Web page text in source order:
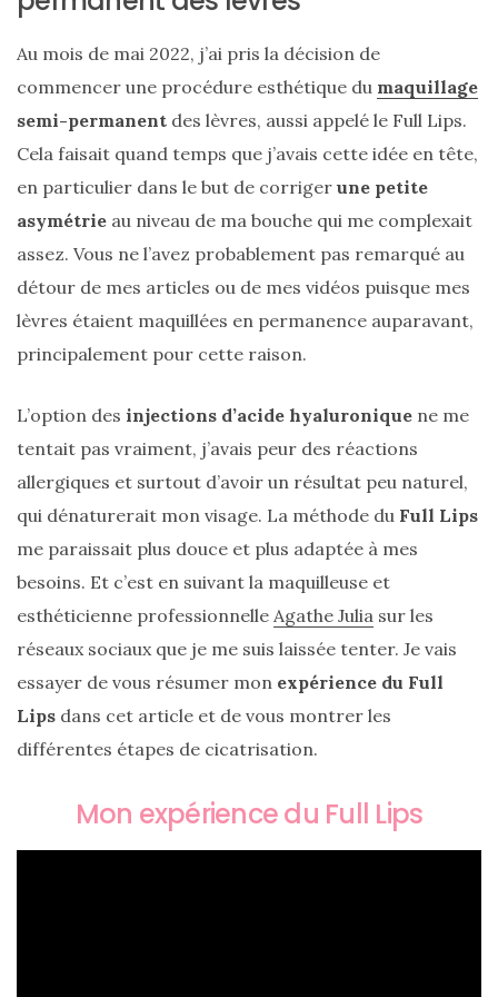
Sac
cabas
en
cuir
tressé
Parfois
:
mon
sur
shopper
chic
et
tendance
30/05/2026
Au mois de mai 2022, j’ai pris la décision de
commencer une procédure esthétique du maquillage
semi-permanent des lèvres, aussi appelé le Full Lips.
Cela faisait quand temps que j’avais cette idée en tête,
en particulier dans le but de corriger une petite
asymétrie au niveau de ma bouche qui me complexait
assez. Vous ne l’avez probablement pas remarqué au
détour de mes articles ou de mes vidéos puisque mes
lèvres étaient maquillées en permanence auparavant,
principalement pour cette raison.
L’option des injections d’acide hyaluronique ne me
tentait pas vraiment, j’avais peur des réactions
allergiques et surtout d’avoir un résultat peu naturel,
qui dénaturerait mon visage. La méthode du Full Lips
me paraissait plus douce et plus adaptée à mes
besoins. Et c’est en suivant la maquilleuse et
esthéticienne professionnelle Agathe Julia sur les
réseaux sociaux que je me suis laissée tenter. Je vais
essayer de vous résumer mon expérience du Full
Lips dans cet article et de vous montrer les
différentes étapes de cicatrisation.
Mon expérience du Full Lips